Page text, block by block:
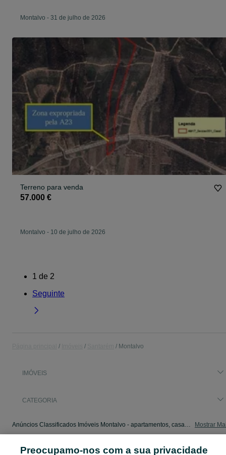
Montalvo - 31 de julho de 2026
Terreno para venda
57.000 €
Montalvo - 10 de julho de 2026
1 de 2
Seguinte
Montalvo
IMÓVEIS
CATEGORIA
Anúncios Classificados Imóveis Montalvo - apartamentos, casas para arrendar, para vender. Veja os anúncios ou publique o seu anúncio de Imóveis grátis no OLX. Mostrar
Mapa do site
Preocupamo-nos com a sua privacidade